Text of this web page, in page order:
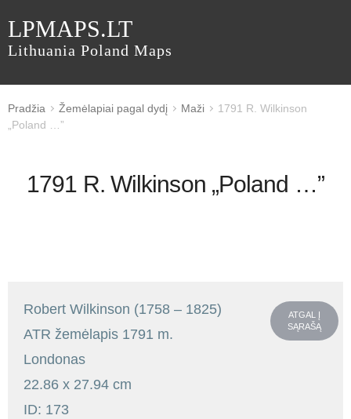
LPMAPS.LT
Lithuania Poland Maps
Pradžia Žemėlapiai pagal dydį Maži
1791 R. Wilkinson
„Poland …”
1791 R. Wilkinson „Poland …”
Robert Wilkinson (1758 – 1825)
ATR žemėlapis 1791 m.
Londonas
22.86 x 27.94 cm
ID: 173
ATGAL Į
SĄRAŠĄ